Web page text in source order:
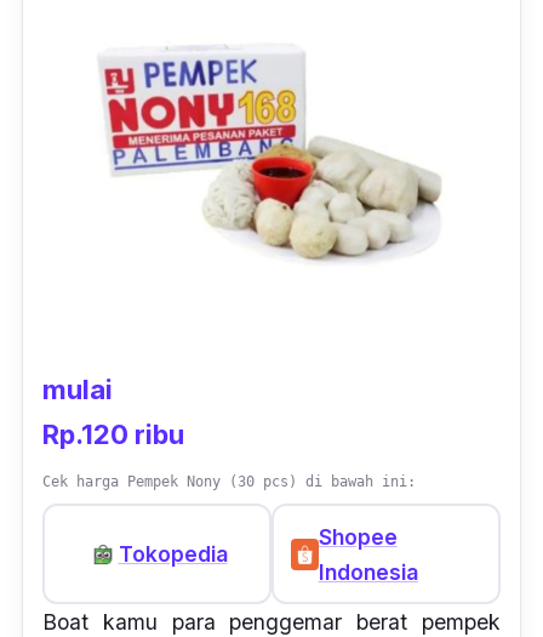
mulai
Rp.120 ribu
Cek harga Pempek Nony (30 pcs) di bawah ini:
Tokopedia
Shopee
Indonesia
Boat kamu para penggemar berat pempek